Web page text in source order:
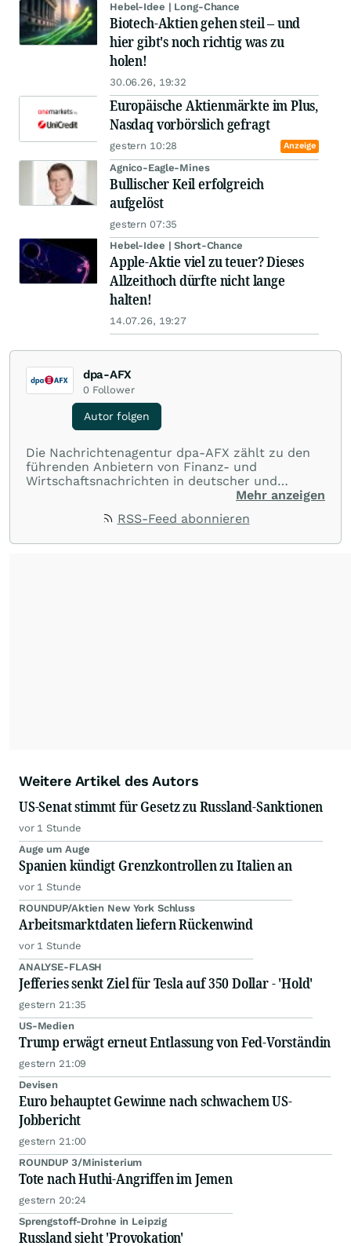
Hebel-Idee | Long-Chance
Biotech-Aktien gehen steil – und
hier gibt's noch richtig was zu
holen!
30.06.26, 19:32
Europäische Aktienmärkte im Plus,
Nasdaq vorbörslich gefragt
gestern 10:28 Anzeige
Agnico-Eagle-Mines
Bullischer Keil erfolgreich
aufgelöst
gestern 07:35
Hebel-Idee | Short-Chance
Apple-Aktie viel zu teuer? Dieses
Allzeithoch dürfte nicht lange
halten!
14.07.26, 19:27
dpa-AFX
0 Follower
Autor folgen
Die Nachrichtenagentur dpa-AFX zählt zu den
führenden Anbietern von Finanz- und
Wirtschaftsnachrichten in deutscher und
englischer Sprache. Gestützt auf ein
dpa-AFX unabhängig, zuverlässig und schnell
Mehr anzeigen
RSS-Feed abonnieren
Weitere Artikel des Autors
US-Senat stimmt für Gesetz zu Russland-Sanktionen
vor 1 Stunde
Auge um Auge
Spanien kündigt Grenzkontrollen zu Italien an
vor 1 Stunde
ROUNDUP/Aktien New York Schluss
Arbeitsmarktdaten liefern Rückenwind
vor 1 Stunde
ANALYSE-FLASH
Jefferies senkt Ziel für Tesla auf 350 Dollar - 'Hold'
gestern 21:35
US-Medien
Trump erwägt erneut Entlassung von Fed-Vorständin
gestern 21:09
Devisen
Euro behauptet Gewinne nach schwachem US-
Jobbericht
gestern 21:00
ROUNDUP 3/Ministerium
Tote nach Huthi-Angriffen im Jemen
gestern 20:24
Sprengstoff-Drohne in Leipzig
Russland sieht 'Provokation'